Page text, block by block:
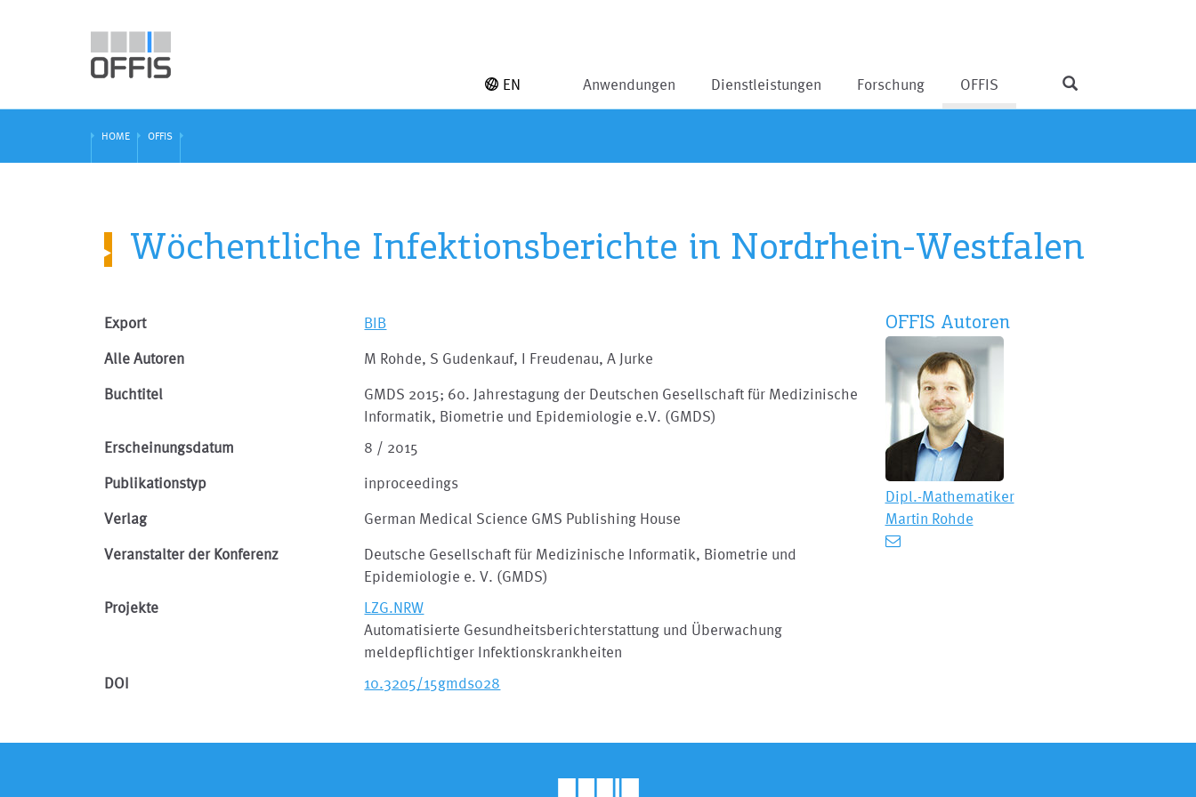
Anwendungen Dienstleistungen Forschung OFFIS
EN
HOME OFFIS
Wöchentliche Infektionsberichte in Nordrhein-Westfalen
Export BIB
Alle Autoren M Rohde, S Gudenkauf, I Freudenau, A Jurke
Buchtitel
GMDS 2015; 60. Jahrestagung der Deutschen Gesellschaft für Medizinische
Informatik, Biometrie und Epidemiologie e.V. (GMDS)
Erscheinungsdatum
8 / 2015
Publikationstyp inproceedings
Verlag German Medical Science GMS Publishing House
Veranstalter der Konferenz
Deutsche Gesellschaft für Medizinische Informatik, Biometrie und
Epidemiologie e. V. (GMDS)
Projekte
LZG.NRW
Automatisierte Gesundheitsberichterstattung und Überwachung
meldepflichtiger Infektionskrankheiten
DOI
10.3205/15gmds028
OFFIS Autoren
Dipl.-Mathematiker
Martin Rohde